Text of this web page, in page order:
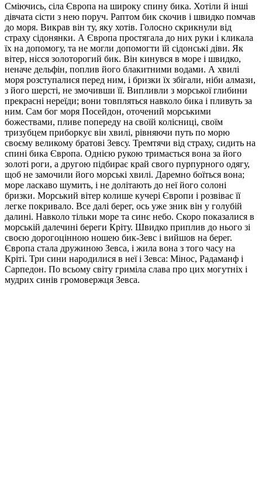
Сміючись, сіла Європа на широку спину бика. Хотіли й інші
дівчата сісти з нею поруч. Раптом бик скочив і швидко помчав
до моря. Викрав він ту, яку хотів. Голосно скрикнули від
страху сідонянки. А Європа простягала до них руки і кликала
їх на допомогу, та не могли допомогти їй сідонські діви. Як
вітер, нісся золоторогий бик. Він кинувся в море і швидко,
неначе дельфін, поплив його блакитними водами. А хвилі
моря розступалися перед ним, і бризки їх збігали, ніби алмази,
з його шерсті, не змочивши її. Випливли з морської глибини
прекрасні нереїди; вони товпляться навколо бика і пливуть за
ним. Сам бог моря Посейдон, оточений морськими
божествами, пливе попереду на своїй колісниці, своїм
тризубцем приборкує він хвилі, рівняючи путь по морю
своєму великому братові Зевсу. Тремтячи від страху, сидить на
спині бика Європа. Однією рукою тримається вона за його
золоті роги, а другою підбирає край свого пурпурного одягу,
щоб не замочили його морські хвилі. Даремно боїться вона;
море ласкаво шумить, і не долітають до неї його солоні
бризки. Морський вітер колише кучері Європи і розвіває її
легке покривало. Все далі берег, ось уже зник він у голубій
далині. Навколо тільки море та синє небо. Скоро показалися в
морській далечині береги Кріту. Швидко приплив до нього зі
своєю дорогоцінною ношею бик-Зевс і вийшов на берег.
Європа стала дружиною Зевса, і жила вона з того часу на
Кріті. Три сини народилися в неї і Зевса: Мінос, Радаманф і
Сарпедон. По всьому світу гриміла слава про цих могутніх і
мудрих синів громовержця Зевса.